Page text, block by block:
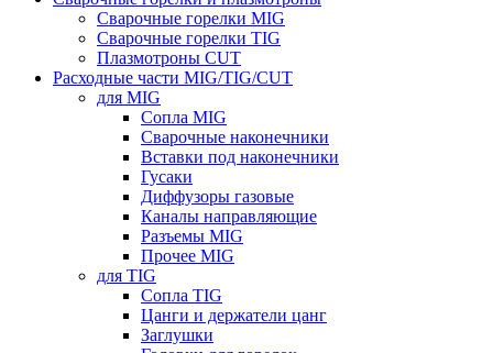
Сварочные горелки MIG
Сварочные горелки TIG
Плазмотроны CUT
Расходные части MIG/TIG/CUT
для MIG
Сопла MIG
Сварочные наконечники
Вставки под наконечники
Гусаки
Диффузоры газовые
Каналы направляющие
Разъемы MIG
Прочее MIG
для TIG
Сопла TIG
Цанги и держатели цанг
Заглушки